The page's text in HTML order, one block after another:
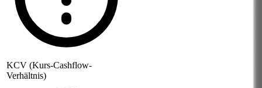
KCV (Kurs-Cashflow-
Verhältnis)